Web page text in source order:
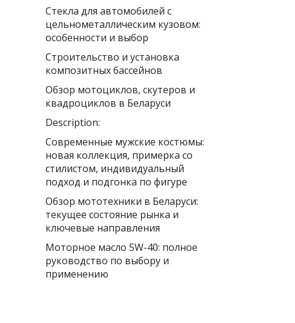
Стекла для автомобилей с
цельнометаллическим кузовом:
особенности и выбор
Строительство и установка
композитных бассейнов
Обзор мотоциклов, скутеров и
квадроциклов в Беларуси
Description:
Современные мужские костюмы:
новая коллекция, примерка со
стилистом, индивидуальный
подход и подгонка по фигуре
Обзор мототехники в Беларуси:
текущее состояние рынка и
ключевые направления
Моторное масло 5W-40: полное
руководство по выбору и
применению